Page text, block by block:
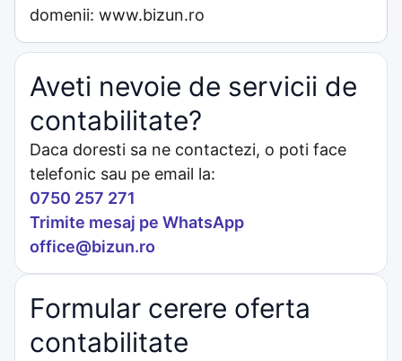
domenii: www.bizun.ro
Aveti nevoie de servicii de
contabilitate?
Daca doresti sa ne contactezi, o poti face
telefonic sau pe email la:
0750 257 271
Trimite mesaj pe WhatsApp
office@bizun.ro
Formular cerere oferta
contabilitate